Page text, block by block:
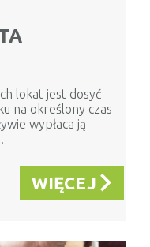
lokat jest dosyć
na określony czas
wypłaca ją
WIĘCEJ